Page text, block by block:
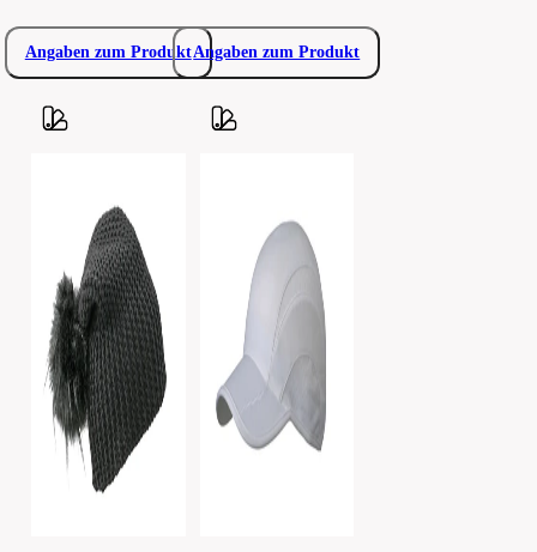
Angaben zum ProduktAngaben zum Produkt